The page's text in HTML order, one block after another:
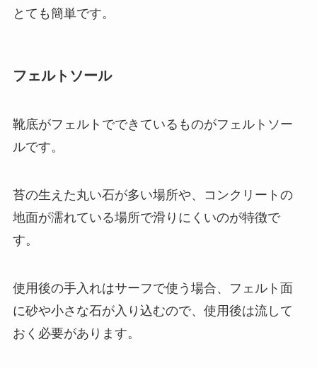
とても簡単です。
フェルトソール
靴底がフェルトでできているものがフェルトソー
ルです。
苔の生えた丸い石が多い場所や、コンクリートの
地面が濡れている場所で滑りにくいのが特徴で
す。
使用後の手入れはサーフで使う場合、フェルト面
に砂や小さな石が入り込むので、使用後は流して
おく必要があります。